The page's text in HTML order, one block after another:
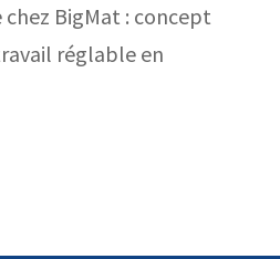
chez BigMat : concept
réglable en